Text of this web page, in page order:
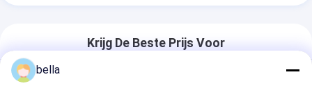
Krijg De Beste Prijs Voor
bella